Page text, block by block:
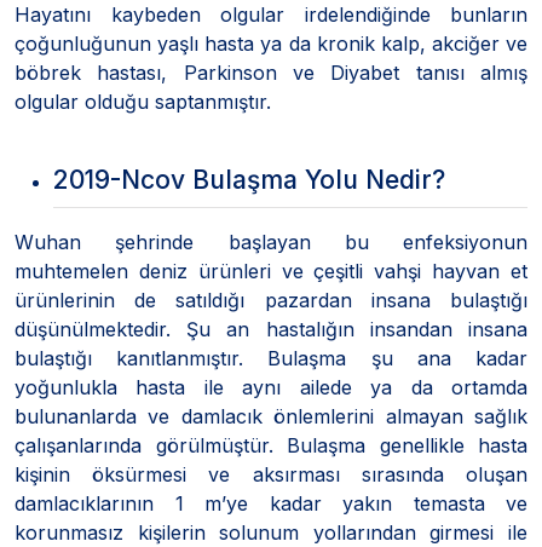
Hayatını kaybeden olgular irdelendiğinde bunların
çoğunluğunun yaşlı hasta ya da kronik kalp, akciğer ve
böbrek hastası, Parkinson ve Diyabet tanısı almış
olgular olduğu saptanmıştır.
2019-Ncov Bulaşma Yolu Nedir?
Wuhan şehrinde başlayan bu enfeksiyonun
muhtemelen deniz ürünleri ve çeşitli vahşi hayvan et
ürünlerinin de satıldığı pazardan insana bulaştığı
düşünülmektedir. Şu an hastalığın insandan insana
bulaştığı kanıtlanmıştır. Bulaşma şu ana kadar
yoğunlukla hasta ile aynı ailede ya da ortamda
bulunanlarda ve damlacık önlemlerini almayan sağlık
çalışanlarında görülmüştür. Bulaşma genellikle hasta
kişinin öksürmesi ve aksırması sırasında oluşan
damlacıklarının 1 m’ye kadar yakın temasta ve
korunmasız kişilerin solunum yollarından girmesi ile